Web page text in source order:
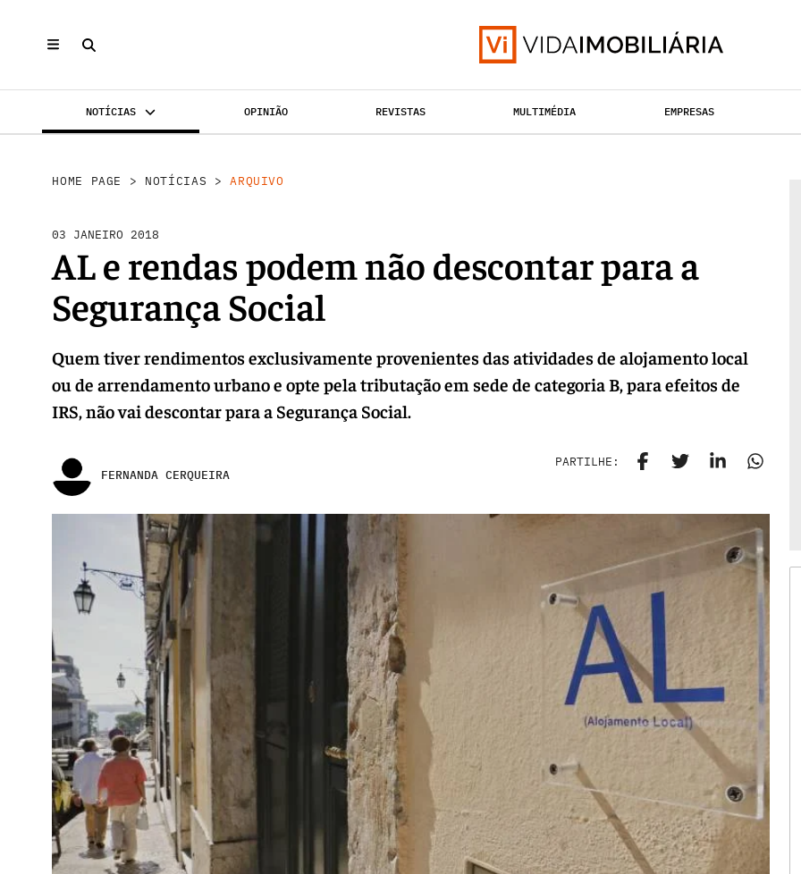
NOTÍCIAS OPINIÃO REVISTAS MULTIMÉDIA EMPRESAS
HOME PAGE > NOTÍCIAS >ARQUIVO
03 JANEIRO 2018
AL e rendas podem não descontar para a
Segurança Social
Quem tiver rendimentos exclusivamente provenientes das atividades de alojamento local
ou de arrendamento urbano e opte pela tributação em sede de categoria B, para efeitos de
IRS, não vai descontar para a Segurança Social.
FERNANDA CERQUEIRA
PARTILHE: